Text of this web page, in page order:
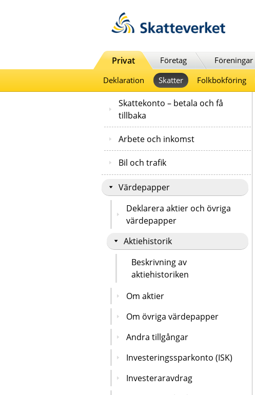
Privat Företag Föreningar
Deklaration
Skatter Folkbokföring
Skattekonto – betala och få
tillbaka
Arbete och inkomst
Bil och trafik
Värdepapper
Deklarera aktier och övriga
värdepapper
Aktiehistorik
Beskrivning av
aktiehistoriken
Om aktier
Om övriga värdepapper
Andra tillgångar
Investeringssparkonto (ISK)
Investeraravdrag